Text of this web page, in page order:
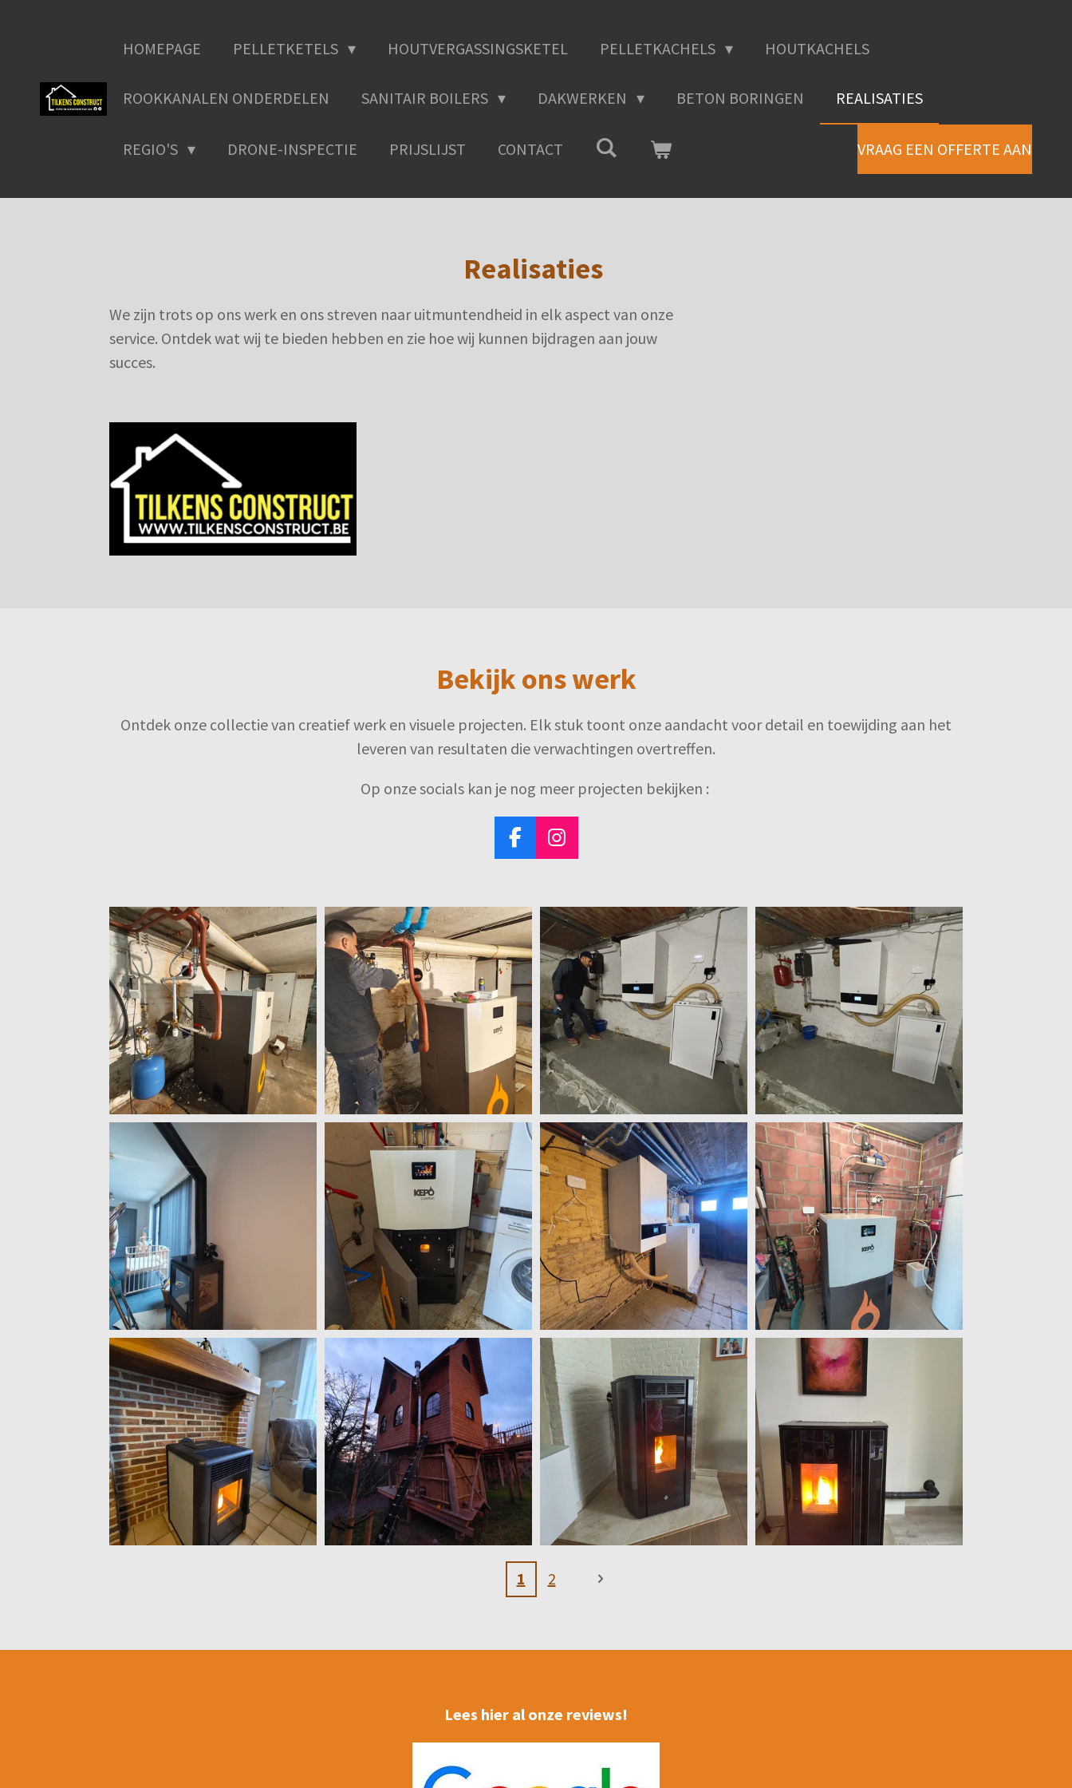
hoofdinhoud
HOMEPAGE PELLETKETELS HOUTVERGASSINGSKETEL PELLETKACHELS HOUTKACHELS
ROOKKANALEN ONDERDELEN SANITAIR BOILERS DAKWERKEN BETON BORINGEN REALISATIES
REGIO'S DRONE-INSPECTIE PRIJSLIJST CONTACT VRAAG EEN OFFERTE AAN
Realisaties
We zijn trots op ons werk en ons streven naar uitmuntendheid in elk aspect van onze
service. Ontdek wat wij te bieden hebben en zie hoe wij kunnen bijdragen aan jouw
succes.
Bekijk ons werk
Ontdek onze collectie van creatief werk en visuele projecten. Elk stuk toont onze aandacht voor detail en toewijding aan het
leveren van resultaten die verwachtingen overtreffen.
Op onze socials kan je nog meer projecten bekijken :
F
a
e
b
o
o
k
I
n
t
a
g
r
a
m
1 2
Lees hier al onze reviews!